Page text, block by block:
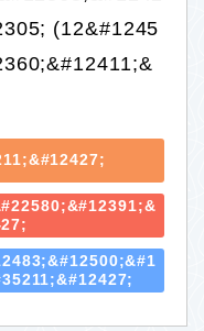
(12&#1245